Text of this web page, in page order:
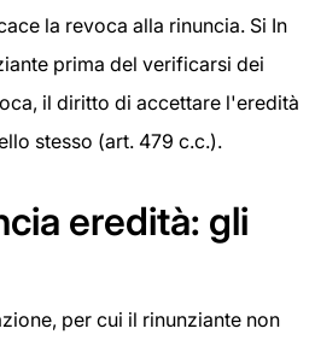
la revoca alla rinuncia. Si In
prima del verificarsi dei
il diritto di accettare l'eredità
stesso (art. 479 c.c.).
eredità: gli
per cui il rinunziante non